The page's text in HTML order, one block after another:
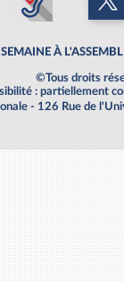
À
©Tous droits
: partiellement
- 126 Rue de